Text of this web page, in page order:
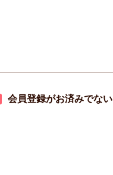
会員登録がお済みでな